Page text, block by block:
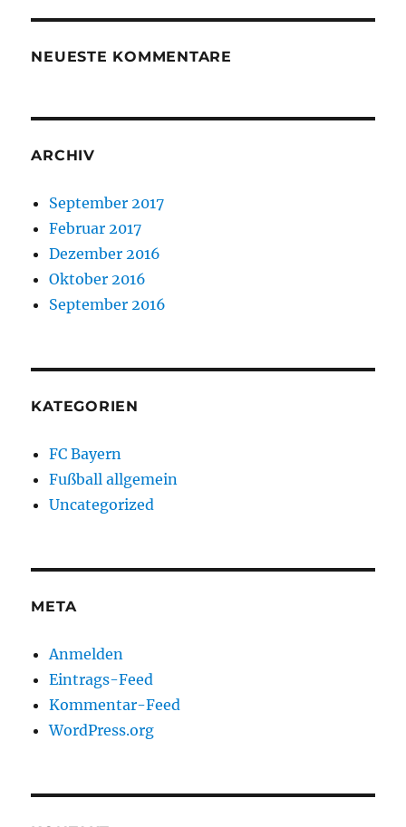
NEUESTE KOMMENTARE
ARCHIV
September 2017
Februar 2017
Dezember 2016
Oktober 2016
September 2016
KATEGORIEN
FC Bayern
Fußball allgemein
Uncategorized
META
Anmelden
Eintrags-Feed
Kommentar-Feed
WordPress.org